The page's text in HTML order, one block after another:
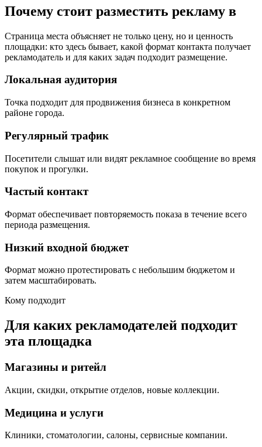
Почему стоит разместить рекламу в
Страница места объясняет не только цену, но и ценность
площадки: кто здесь бывает, какой формат контакта получает
рекламодатель и для каких задач подходит размещение.
Локальная аудитория
Точка подходит для продвижения бизнеса в конкретном
районе города.
Регулярный трафик
Посетители слышат или видят рекламное сообщение во время
покупок и прогулки.
Частый контакт
Формат обеспечивает повторяемость показа в течение всего
периода размещения.
Низкий входной бюджет
Формат можно протестировать с небольшим бюджетом и
затем масштабировать.
Кому подходит
Для каких рекламодателей подходит
эта площадка
Магазины и ритейл
Акции, скидки, открытие отделов, новые коллекции.
Медицина и услуги
Клиники, стоматологии, салоны, сервисные компании.